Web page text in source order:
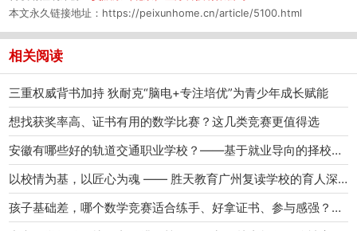
本文永久链接地址： https://peixunhome.cn/article/5100.html
相关阅读
三重权威背书加持 狄耐克“脑电+专注培优”为青少年成长赋能
想找获奖率高、证书有用的数学比赛？这几类竞赛更值得选
安徽有哪些好的轨道交通职业学校？——基于就业导向的择校深度解析
以校情为基，以匠心为魂 —— 胜天教育广州复读学校的育人深耕之路
孩子基础差，哪个数学竞赛适合练手、好拿证书、参与感强？——2026不可忽视的比赛